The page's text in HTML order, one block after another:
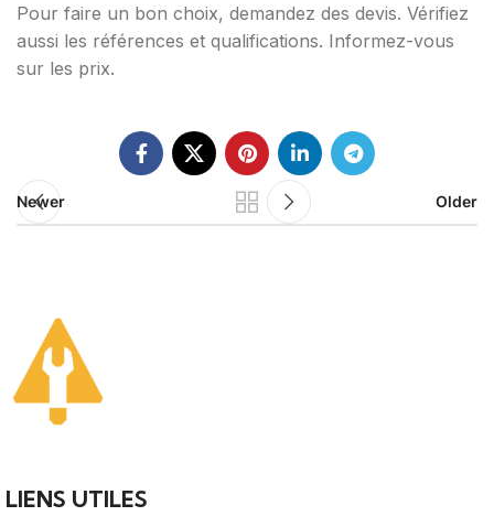
Pour faire un bon choix, demandez des devis. Vérifiez
aussi les références et qualifications. Informez-vous
sur les prix.
Newer Older
LIENS UTILES